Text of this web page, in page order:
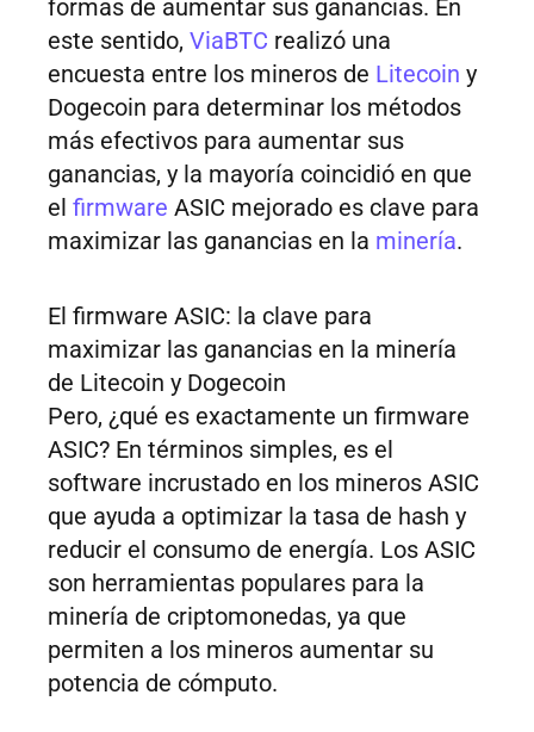
formas de aumentar sus ganancias. En
este sentido, ViaBTC realizó una
encuesta entre los mineros de Litecoin y
Dogecoin para determinar los métodos
más efectivos para aumentar sus
ganancias, y la mayoría coincidió en que
el firmware ASIC mejorado es clave para
maximizar las ganancias en la minería.
El firmware ASIC: la clave para
maximizar las ganancias en la minería
de Litecoin y Dogecoin
Pero, ¿qué es exactamente un firmware
ASIC? En términos simples, es el
software incrustado en los mineros ASIC
que ayuda a optimizar la tasa de hash y
reducir el consumo de energía. Los ASIC
son herramientas populares para la
minería de criptomonedas, ya que
permiten a los mineros aumentar su
potencia de cómputo.